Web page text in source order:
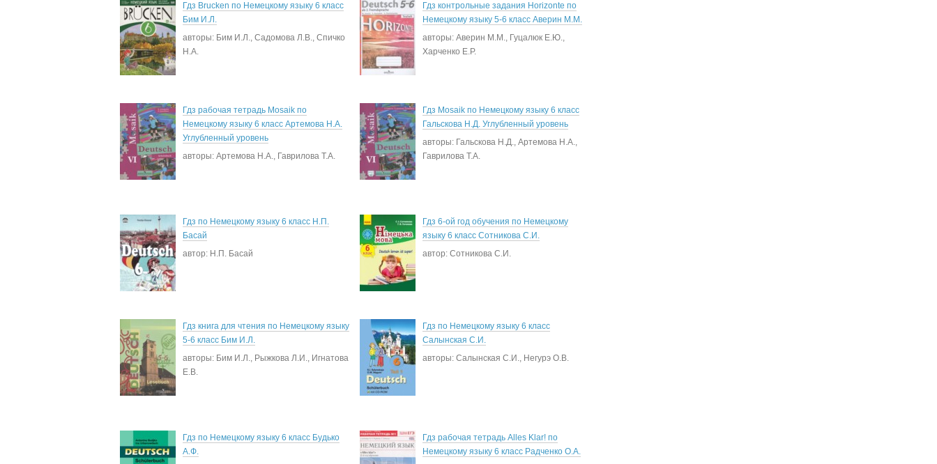
Гдз Brucken по Немецкому языку 6 класс
Бим И.Л.
авторы: Бим И.Л., Садомова Л.В., Спичко
Н.А.
Гдз контрольные задания Horizonte по
Немецкому языку 5-6 класс Аверин М.М.
авторы: Аверин М.М., Гуцалюк Е.Ю.,
Харченко Е.Р.
Гдз рабочая тетрадь Mosaik по
Немецкому языку 6 класс Артемова Н.А.
Углубленный уровень
авторы: Артемова Н.А., Гаврилова Т.А.
Гдз Mosaik по Немецкому языку 6 класс
Гальскова Н.Д. Углубленный уровень
авторы: Гальскова Н.Д., Артемова Н.А.,
Гаврилова Т.А.
Гдз по Немецкому языку 6 класс Н.П.
Басай
автор: Н.П. Басай
Гдз 6-ой год обучения по Немецкому
языку 6 класс Сотникова С.И.
автор: Сотникова С.И.
Гдз книга для чтения по Немецкому языку
5-6 класс Бим И.Л.
авторы: Бим И.Л., Рыжкова Л.И., Игнатова
Е.В.
Гдз по Немецкому языку 6 класс
Салынская С.И.
авторы: Салынская С.И., Негурэ О.В.
Гдз по Немецкому языку 6 класс Будько
А.Ф.
Гдз рабочая тетрадь Alles Klar! по
Немецкому языку 6 класс Радченко О.А.